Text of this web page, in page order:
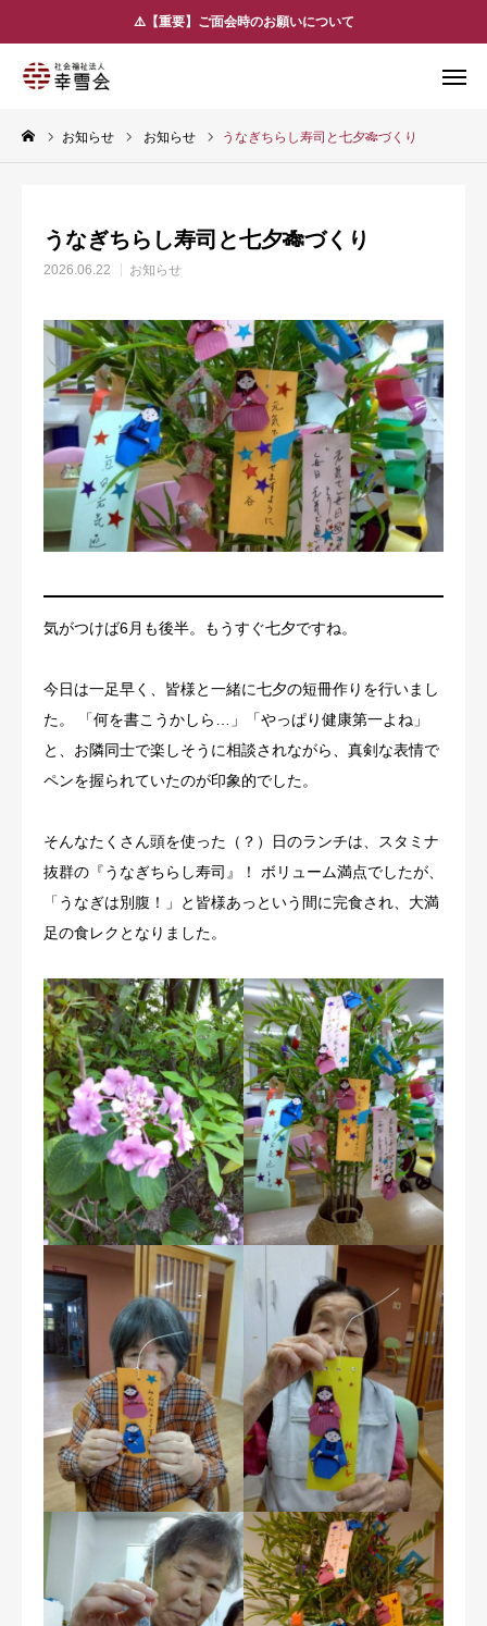
⚠️【重要】ご面会時のお願いについて
お知らせ お知らせ うなぎちらし寿司と七夕🎋づくり
うなぎちらし寿司と七夕🎋づくり
2026.06.22 お知らせ
気がつけば6月も後半。もうすぐ七夕ですね。
今日は一足早く、皆様と一緒に七夕の短冊作りを行いまし
た。 「何を書こうかしら…」「やっぱり健康第一よね」
と、お隣同士で楽しそうに相談されながら、真剣な表情で
ペンを握られていたのが印象的でした。
そんなたくさん頭を使った（？）日のランチは、スタミナ
抜群の『うなぎちらし寿司』！ ボリューム満点でしたが、
「うなぎは別腹！」と皆様あっという間に完食され、大満
足の食レクとなりました。
お問い合わせ
お知らせ アクセス
施設のご案内
求人情報
よくあるご質問
アクセス
お問い合わせ